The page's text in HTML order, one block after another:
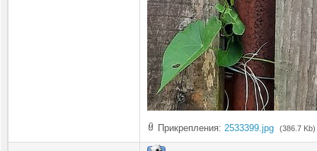
Прикрепления: 2533399.jpg (386.7 Kb)